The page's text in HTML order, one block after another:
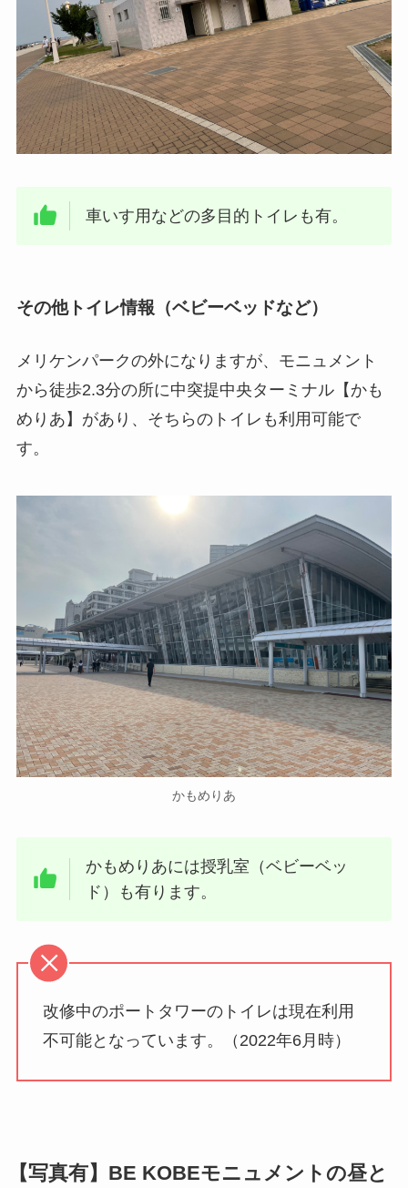
車いす用などの多目的トイレも有。
その他トイレ情報（ベビーベッドなど）
メリケンパークの外になりますが、モニュメント
から徒歩2.3分の所に中突提中央ターミナル【かも
めりあ】があり、そちらのトイレも利用可能で
す。
かもめりあ
かもめりあには授乳室（ベビーベッ
ド）も有ります。
改修中のポートタワーのトイレは現在利用
不可能となっています。（2022年6月時）
【写真有】BE KOBEモニュメントの昼と